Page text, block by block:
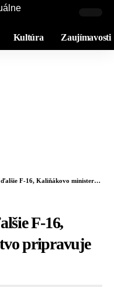
Kultúra Zaujímavosti
ministerstvo pripravuje ďalšie veľké nákupy
F-16,
pripravuje